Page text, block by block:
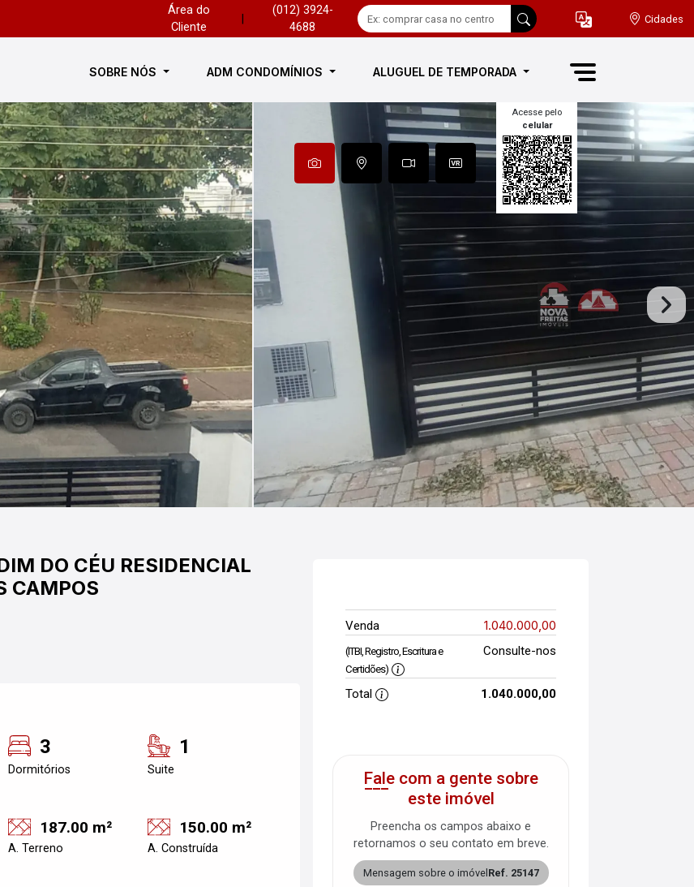
Área do
Cliente
(012) 3924-
4688
Cidades
SOBRE NÓS ADM CONDOMÍNIOS ALUGUEL DE TEMPORADA
Acesse pelo
celular
DO CÉU RESIDENCIAL
CAMPOS
3
Dormitórios
1
Suite
187.00 m²
A. Terreno
150.00 m²
A. Construída
Venda 1.040.000,00
(ITBI, Registro, Escritura e
Certidões)
Consulte-nos
Total 1.040.000,00
Fale com a gente sobre
este imóvel
Preencha os campos abaixo e
retornamos o seu contato em breve.
Mensagem sobre o imóvel Ref. 25147